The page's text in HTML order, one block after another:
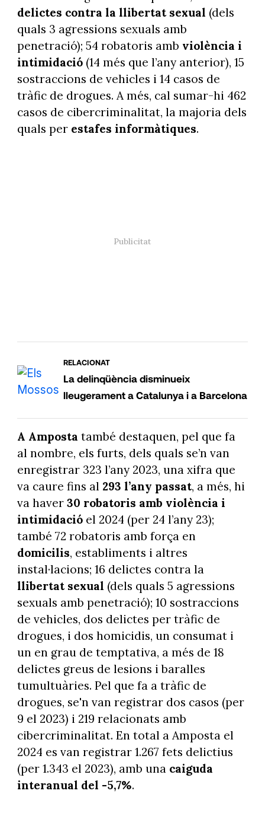
delictes contra la llibertat sexual (dels
quals 3 agressions sexuals amb
penetració); 54 robatoris amb violència i
intimidació(14 més que l’any anterior), 15
sostraccions de vehicles i 14 casos de
tràfic de drogues. A més, cal sumar-hi 462
casos de cibercriminalitat, la majoria dels
quals per estafes informàtiques.
RELACIONAT
La delinqüència disminueix
lleugerament a Catalunya i a Barcelona
A Amposta també destaquen, pel que fa
al nombre, els furts, dels quals se’n van
enregistrar 323 l’any 2023, una xifra que
va caure fins al 293 l’any passat, a més, hi
va haver 30 robatoris amb violència i
intimidacióel 2024 (per 24 l’any 23);
també 72 robatoris amb força en
domicilis, establiments i altres
instal·lacions; 16 delictes contra la
llibertat sexual (dels quals 5 agressions
sexuals amb penetració); 10 sostraccions
de vehicles, dos delictes per tràfic de
drogues, i dos homicidis, un consumat i
un en grau de temptativa, a més de 18
delictes greus de lesions i baralles
tumultuàries. Pel que fa a tràfic de
drogues, se'n van registrar dos casos (per
9 el 2023) i 219 relacionats amb
cibercriminalitat. En total a Amposta el
2024 es van registrar 1.267 fets delictius
(per 1.343 el 2023), amb una caiguda
interanual del -5,7%.